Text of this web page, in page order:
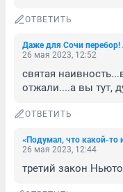
ОТВЕТИТЬ
26 мая 2023, 12:52
святая
отжали....а вы тут,
ОТВЕТИТЬ
26 мая 2023, 12:44
третий закон